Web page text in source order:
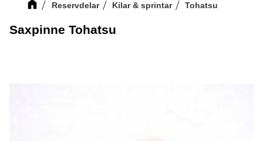
Reservdelar Kilar & sprintar Tohatsu
Saxpinne Tohatsu